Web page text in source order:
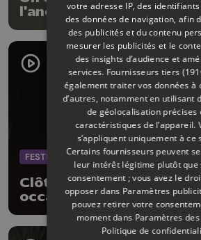
l'ancienne gare de
FESTIVAL
Clôture du Festival de
occasion de repenser le
votre adresse IP, des
des données de navigation, afin
des publicités et du contenu
mesurer les publicités et le
des insights d’audience et
services. Fournisseurs tiers
également traiter vos données à
d’autres, notamment en utilisant
de géolocalisation précises
caractéristiques de l’appareil.
s’appliquent uniquement à ce
Certains fournisseurs peuvent
leur intérêt légitime plutôt que
consentement ; vous avez le
opposer dans Paramètres
pouvez retirer votre
moment dans Paramètres
Politique de